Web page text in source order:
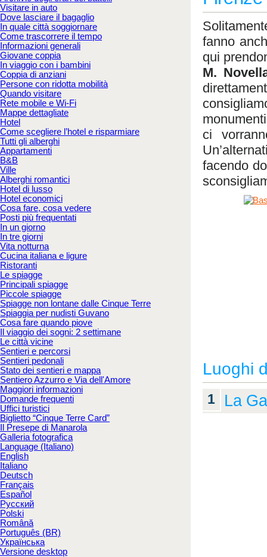
Visitare in auto
Dove lasciare il bagaglio
In quale città soggiornare
Come trascorrere il tempo
Informazioni generali
Giovane coppia
In viaggio con i bambini
Coppia di anziani
Persone con ridotta mobilità
Quando visitare
Rete mobile e Wi-Fi
Mappe dettagliate
Hotel
Come scegliere l’hotel e risparmiare
Tutti gli alberghi
Appartamenti
B&B
Ville
Alberghi romantici
Hotel di lusso
Hotel economici
Cosa fare, cosa vedere
Posti più frequentati
In un giorno
In tre giorni
Vita notturna
Cucina italiana e ligure
Ristoranti
Le spiagge
Principali spiagge
Piccole spiagge
Spiagge non lontane dalle Cinque Terre
Spiaggia per nudisti Guvano
Cosa fare quando piove
Il viaggio dei sogni: 2 settimane
Le città vicine
Sentieri e percorsi
Sentieri pedonali
Stato dei sentieri e mappa
Sentiero Azzurro e Via dell'Amore
Maggiori informazioni
Domande frequenti
Uffici turistici
Biglietto “Cinque Terre Card”
Il Presepe di Manarola
Galleria fotografica
Language (Italiano)
English
Italiano
Deutsch
Français
Español
Русский
Polski
Română
Português (BR)
Українська
Versione desktop
fanno
qui
M.
ci
facendo
Luoghi
1 La